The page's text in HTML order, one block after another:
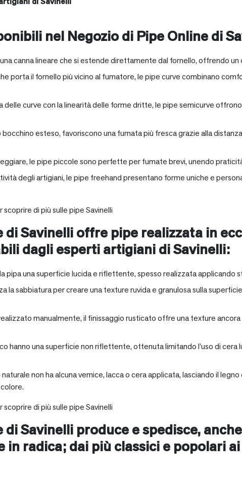
nel Negozio di Pipe Online di
canna lineare che si estende direttamente dal fornello, offrendo
porta il fornello più vicino al fumatore, le pipe curve combinano
delle curve con la linearità delle forme dritte, le pipe semicurve
bocchino esteso, favoriscono una fumata più fresca grazie alla
le pipe piccole sono perfette per fumate brevi, unendo
degli artigiani, le pipe freehand presentano forme uniche e
scoprire di più sulle pipe Savinelli
di Savinelli offre pipe realizzata in
dagli esperti artigiani di Savinelli:
pipa una superficie lucida e riflettente, spesso realizzata applicando
la sabbiatura per creare una texture ruvida e granulosa sulla
manualmente, il finissaggio rusticato offre una texture
hanno una superficie non riflettente, ottenuta limitando l’uso di
non ha alcuna vernice, lacca o cera applicata, lasciando il
scoprire di più sulle pipe Savinelli
di Savinelli produce e spedisce,
in radica; dai più classici e popolari